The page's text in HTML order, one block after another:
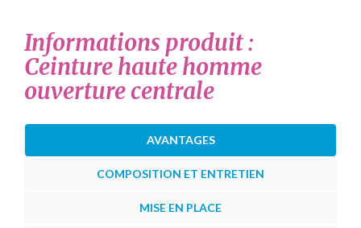
Informations produit :
Ceinture haute homme
ouverture centrale
AVANTAGES
COMPOSITION ET ENTRETIEN
MISE EN PLACE